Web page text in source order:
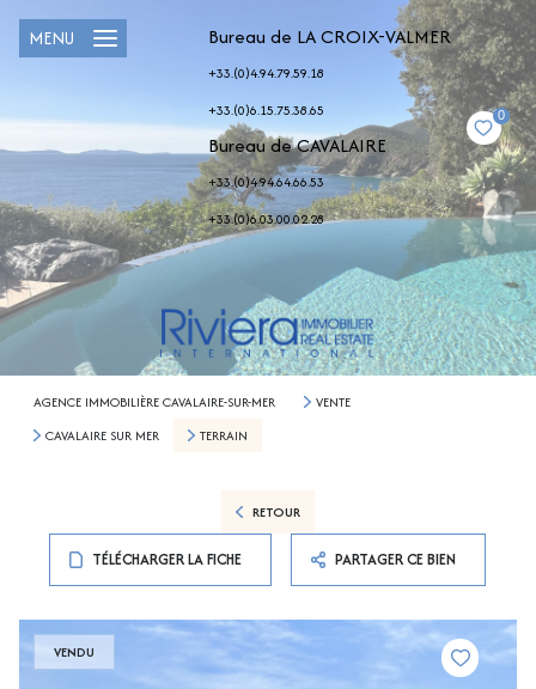
Bureau de LA CROIX-VALMER
+33.(0)4.94.79.59.18
+33.(0)6.15.75.38.65
Bureau de CAVALAIRE
+33.(0)4.94.64.66.53
+33.(0)6.03.00.02.28
0
MENU
AGENCE IMMOBILIÈRE CAVALAIRE-SUR-MER
VENTE
CAVALAIRE SUR MER
TERRAIN
RETOUR
TÉLÉCHARGER LA FICHE PARTAGER CE BIEN
VENDU